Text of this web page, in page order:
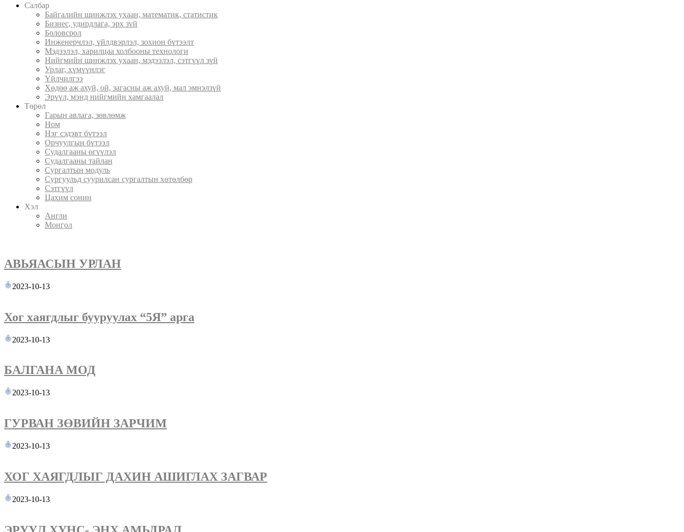
Салбар
Байгалийн шинжлэх ухаан, математик, статистик
Бизнес, удирдлага, эрх зүй
Боловсрол
Инженерчлэл, үйлдвэрлэл, зохион бүтээлт
Мэдээлэл, харилцаа холбооны технологи
Нийгмийн шинжлэх ухаан, мэдээлэл, сэтгүүл зүй
Урлаг, хүмүүнлэг
Үйлчилгээ
Хөдөө аж ахуй, ой, загасны аж ахуй, мал эмнэлзүй
Эрүүл, мэнд нийгмийн хамгаалал
Төрөл
Гарын авлага, зөвлөмж
Ном
Нэг сэдэвт бүтээл
Орчуулгын бүтээл
Судалгааны өгүүлэл
Судалгааны тайлан
Сургалтын модуль
Сургуульд суурилсан сургалтын хөтөлбөр
Сэтгүүл
Цахим сонин
Хэл
Англи
Монгол
АВЬЯАСЫН УРЛАН
2023-10-13
Хог хаягдлыг бууруулах “5Я” арга
2023-10-13
БАЛГАНА МОД
2023-10-13
ГУРВАН ЗӨВИЙН ЗАРЧИМ
2023-10-13
ХОГ ХАЯГДЛЫГ ДАХИН АШИГЛАХ ЗАГВАР
2023-10-13